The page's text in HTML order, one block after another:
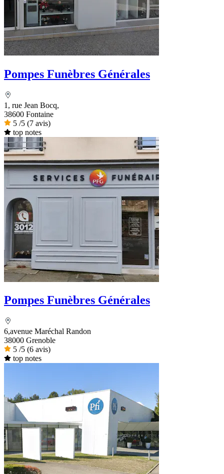
Pompes Funèbres Générales
1, rue Jean Bocq,
38600 Fontaine
5 /5 (7 avis)
top notes
Pompes Funèbres Générales
6,avenue Maréchal Randon
38000 Grenoble
5 /5 (6 avis)
top notes